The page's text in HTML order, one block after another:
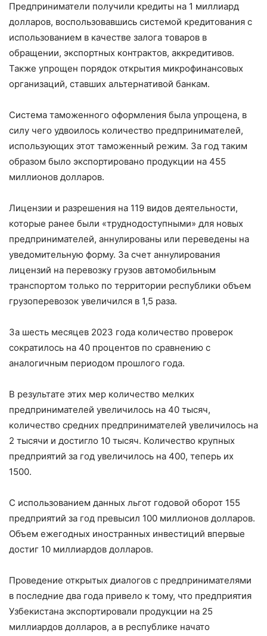
Предприниматели получили кредиты на 1 миллиард
долларов, воспользовавшись системой кредитования с
использованием в качестве залога товаров в
обращении, экспортных контрактов, аккредитивов.
Также упрощен порядок открытия микрофинансовых
организаций, ставших альтернативой банкам.
Система таможенного оформления была упрощена, в
силу чего удвоилось количество предпринимателей,
использующих этот таможенный режим. За год таким
образом было экспортировано продукции на 455
миллионов долларов.
Лицензии и разрешения на 119 видов деятельности,
которые ранее были «труднодоступными» для новых
предпринимателей, аннулированы или переведены на
уведомительную форму. За счет аннулирования
лицензий на перевозку грузов автомобильным
транспортом только по территории республики объем
грузоперевозок увеличился в 1,5 раза.
За шесть месяцев 2023 года количество проверок
сократилось на 40 процентов по сравнению с
аналогичным периодом прошлого года.
В результате этих мер количество мелких
предпринимателей увеличилось на 40 тысяч,
количество средних предпринимателей увеличилось на
2 тысячи и достигло 10 тысяч. Количество крупных
предприятий за год увеличилось на 400, теперь их
1500.
С использованием данных льгот годовой оборот 155
предприятий за год превысил 100 миллионов долларов.
Объем ежегодных иностранных инвестиций впервые
достиг 10 миллиардов долларов.
Проведение открытых диалогов с предпринимателями
в последние два года привело к тому, что предприятия
Узбекистана экспортировали продукции на 25
миллиардов долларов, а в республике начато